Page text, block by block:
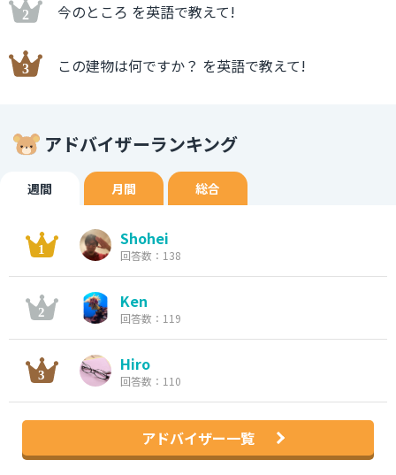
今のところ を英語で教えて!
この建物は何ですか？ を英語で教えて!
アドバイザーランキング
週間 月間 総合
Shohei
回答数：138
Ken
回答数：119
Hiro
回答数：110
アドバイザー一覧